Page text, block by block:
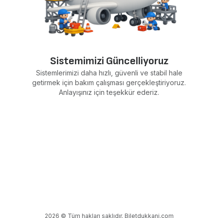
Sistemimizi Güncelliyoruz
Sistemlerimizi daha hızlı, güvenli ve stabil hale
getirmek için bakım çalışması gerçekleştiriyoruz.
Anlayışınız için teşekkür ederiz.
2026 © Tüm hakları saklıdır. Biletdukkani.com